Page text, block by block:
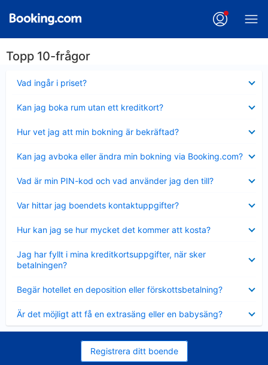
Topp 10-frågor
Vad ingår i priset?
mindre
Kan jag boka rum utan ett kreditkort?
mindre
Hur vet jag att min bokning är bekräftad?
mindre
Kan jag avboka eller ändra min bokning via Booking.com?
mindre
Vad är min PIN-kod och vad använder jag den till?
mindre
Var hittar jag boendets kontaktuppgifter?
mindre
Hur kan jag se hur mycket det kommer att kosta?
mindre
Jag har fyllt i mina kreditkortsuppgifter, när sker
betalningen?
mindre
Begär hotellet en deposition eller förskottsbetalning?
mindre
Är det möjligt att få en extrasäng eller en babysäng?
mindre
Registrera ditt boende